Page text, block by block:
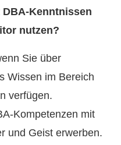
Kenntnissen
nutzen?
Sie über
Wissen im Bereich
verfügen.
Kompetenzen mit
und Geist erwerben.